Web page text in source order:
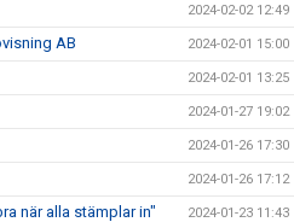
2024-02-02 12:49
AB 2024-02-01 15:00
2024-02-01 13:25
2024-01-27 19:02
2024-01-26 17:30
2024-01-26 17:12
när alla stämplar in" 2024-01-23 11:43